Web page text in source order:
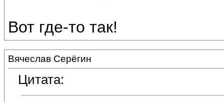
Вот где-то так!
Вячеслав Серёгин
Цитата: